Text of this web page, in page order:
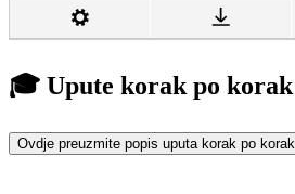
🎓 Upute korak po korak
Ovdje preuzmite popis uputa korak po korak